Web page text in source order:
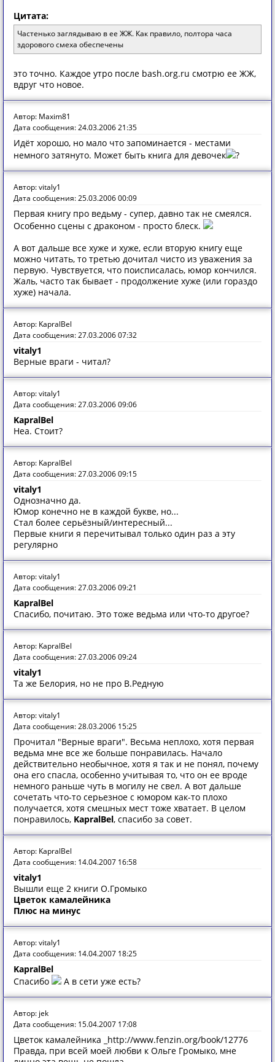
Цитата:
Частенько заглядываю в ее ЖЖ. Как правило, полтора часа
здорового смеха обеспечены
это точно. Каждое утро после bash.org.ru смотрю ее ЖЖ,
вдруг что новое.
Автор: Maxim81
Дата сообщения: 24.03.2006 21:35
Идёт хорошо, но мало что запоминается - местами
немного затянуто. Может быть книга для девочек
?
Автор: vitaly1
Дата сообщения: 25.03.2006 00:09
Первая книгу про ведьму - супер, давно так не смеялся.
Особенно сцены с драконом - просто блеск.
А вот дальше все хуже и хуже, если вторую книгу еще
можно читать, то третью дочитал чисто из уважения за
первую. Чувствуется, что поисписалась, юмор кончился.
Жаль, часто так бывает - продолжение хуже (или гораздо
хуже) начала.
Автор: KapralBel
Дата сообщения: 27.03.2006 07:32
vitaly1
Верные враги - читал?
Автор: vitaly1
Дата сообщения: 27.03.2006 09:06
KapralBel
Неа. Стоит?
Автор: KapralBel
Дата сообщения: 27.03.2006 09:15
vitaly1
Однозначно да.
Юмор конечно не в каждой букве, но...
Стал более серьёзный/интересный...
Первые книги я перечитывал только один раз а эту
регулярно
Автор: vitaly1
Дата сообщения: 27.03.2006 09:21
KapralBel
Спасибо, почитаю. Это тоже ведьма или что-то другое?
Автор: KapralBel
Дата сообщения: 27.03.2006 09:24
vitaly1
Та же Белория, но не про В.Редную
Автор: vitaly1
Дата сообщения: 28.03.2006 15:25
Прочитал "Верные враги". Весьма неплохо, хотя первая
ведьма мне все же больше понравилась. Начало
действительно необычное, хотя я так и не понял, почему
она его спасла, особенно учитывая то, что он ее вроде
немного раньше чуть в могилу не свел. А вот дальше
сочетать что-то серьезное с юмором как-то плохо
получается, хотя смешных мест тоже хватает. В целом
понравилось, KapralBel, спасибо за совет.
Автор: KapralBel
Дата сообщения: 14.04.2007 16:58
vitaly1
Вышли еще 2 книги О.Громыко
Цветок камалейника
Плюс на минус
Автор: vitaly1
Дата сообщения: 14.04.2007 18:25
KapralBel
Спасибо
А в сети уже есть?
Автор: jek
Дата сообщения: 15.04.2007 17:08
Цветок камалейника _http://www.fenzin.org/book/12776
Правда, при всей моей любви к Ольге Громыко, мне